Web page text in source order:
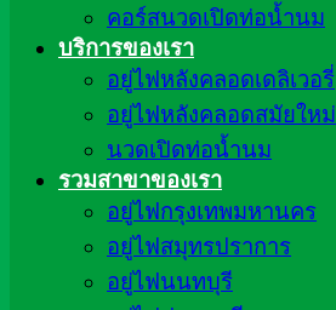
คอร์สนวดเปิดท่อน้ำนม
บริการของเรา
อยู่ไฟหลังคลอดเดลิเวอรี่
อยู่ไฟหลังคลอดสมัยใหม่
นวดเปิดท่อน้ำนม
รวมสาขาของเรา
อยู่ไฟกรุงเทพมหานคร
อยู่ไฟสมุทรปราการ
อยู่ไฟนนทบุรี